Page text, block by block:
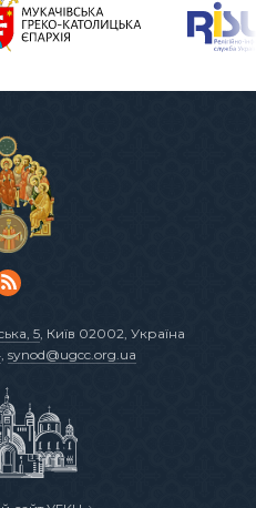
5 , Київ 02002, Україна
, synod@ugcc.org.ua